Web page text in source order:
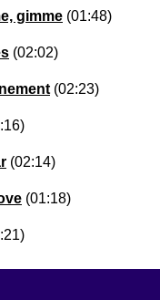
gimme (01:48)
(02:02)
(02:23)
(02:14)
(01:18)